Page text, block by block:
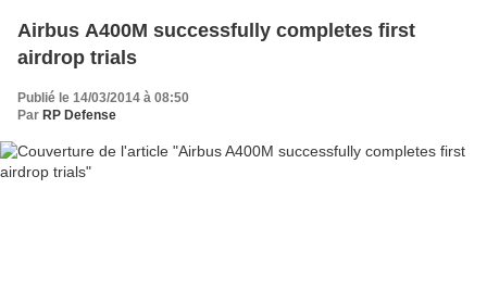
Airbus A400M successfully completes first
airdrop trials
Publié le 14/03/2014 à 08:50
Par RP Defense